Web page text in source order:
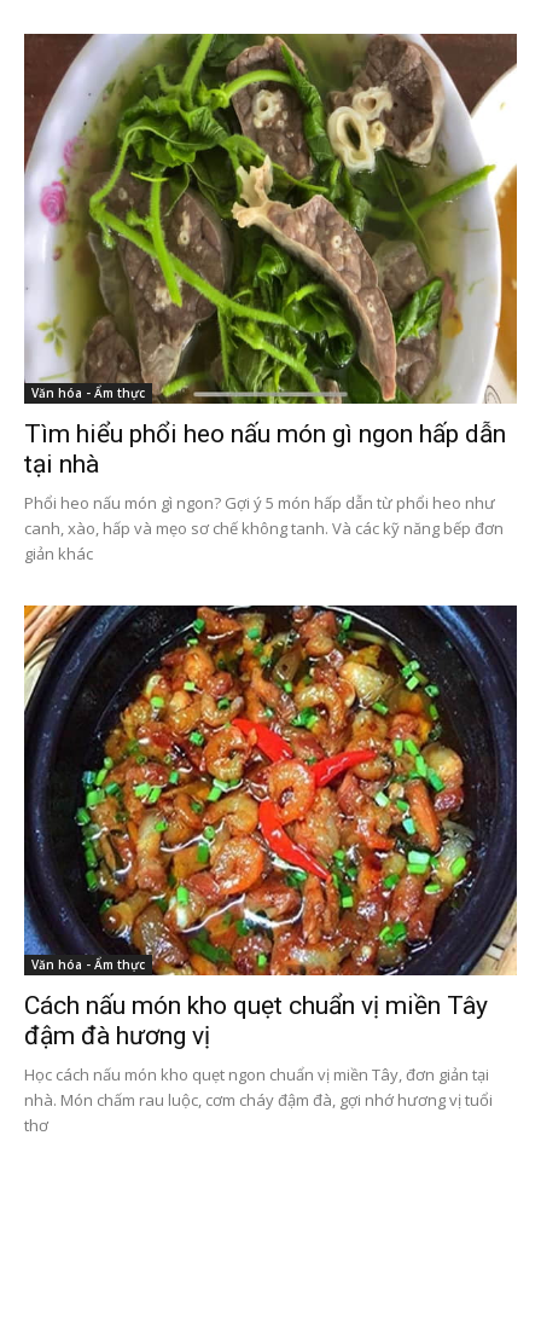
Văn hóa - Ẩm thực
Tìm hiểu phổi heo nấu món gì ngon hấp dẫn
tại nhà
Phổi heo nấu món gì ngon? Gợi ý 5 món hấp dẫn từ phổi heo như
canh, xào, hấp và mẹo sơ chế không tanh. Và các kỹ năng bếp đơn
giản khác
Văn hóa - Ẩm thực
Cách nấu món kho quẹt chuẩn vị miền Tây
đậm đà hương vị
Học cách nấu món kho quẹt ngon chuẩn vị miền Tây, đơn giản tại
nhà. Món chấm rau luộc, cơm cháy đậm đà, gợi nhớ hương vị tuổi
thơ